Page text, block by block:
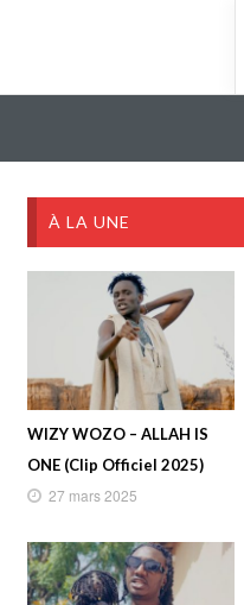
À LA UNE
WIZY WOZO – ALLAH IS
ONE (Clip Officiel 2025)
27 mars 2025